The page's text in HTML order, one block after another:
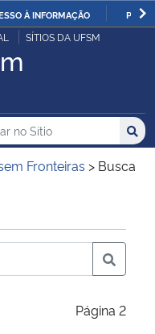
À INFORMAÇÃO
SÍTIOS DA UFSM
no no Sítio
Fronteiras > Busca
Página 2